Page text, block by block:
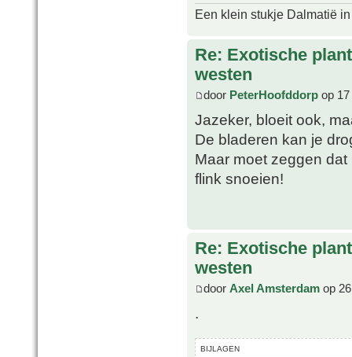
Een klein stukje Dalmatië
Re: Exotische
westen
door PeterHoofddorp op
Jazeker, bloeit ook,
De bladeren kan je
Maar moet zeggen
flink snoeien!
Re: Exotische
westen
door Axel Amsterdam op
.
BIJLAGEN